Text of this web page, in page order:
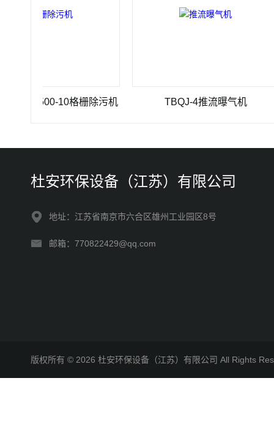
10格栅除污机 TBQJ-4推流曝气机
杜安环保设备（江苏）有限公司
地址：江苏省南京市六合区雄州工业园区8号
邮箱：770822429@qq.com
版权所有 © 2026 杜安环保设备（江苏）有限公司 All Rights